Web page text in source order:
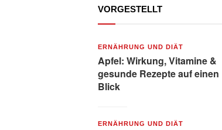
VORGESTELLT
ERNÄHRUNG UND DIÄT
Apfel: Wirkung, Vitamine &
gesunde Rezepte auf einen
Blick
ERNÄHRUNG UND DIÄT